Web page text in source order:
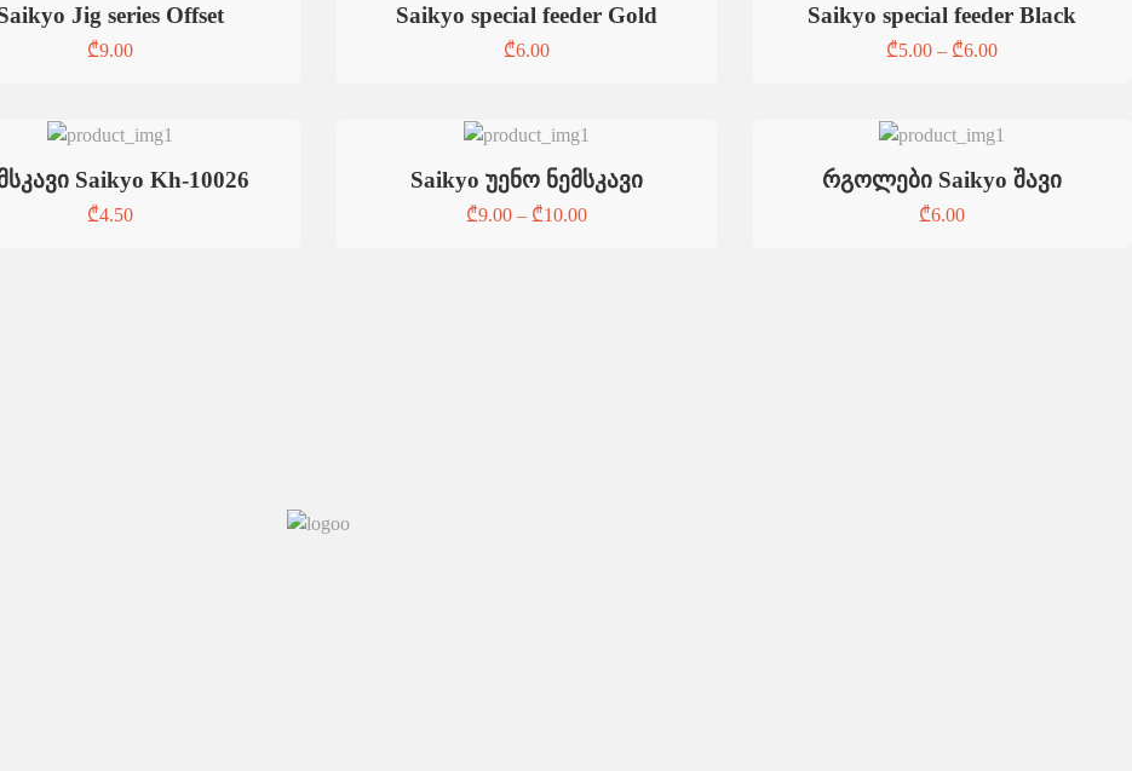
Jig series Offset
₾9.00
Saikyo special feeder Gold
₾6.00
Saikyo special feeder Black
₾5.00 – ₾6.00
Saikyo Kh-10026
₾4.50
Saikyo უენო ნემსკავი
₾9.00 – ₾10.00
რგოლები Saikyo შავი
₾6.00